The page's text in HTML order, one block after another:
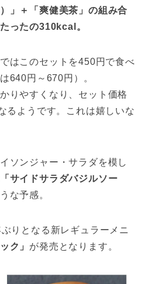
」＋「爽健美茶」の組み合
ったの310kcal。
はこのセットを450円で食べ
640円～670円）。
りやすくなり、セット価格
るようです。これは嬉しいな
ソンジャー・サラダを模し
「サイドサラダバジルソー
な予感。
りとなる新レギュラーメニ
ク」 が発売となります。